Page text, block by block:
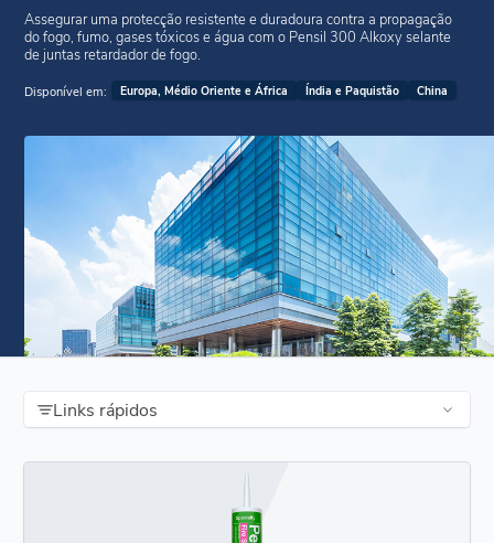
Assegurar uma protecção resistente e duradoura contra a propagação
do fogo, fumo, gases tóxicos e água com o Pensil 300 Alkoxy selante
de juntas retardador de fogo.
Disponível em: Europa, Médio Oriente e África Índia e Paquistão China
Links rápidos